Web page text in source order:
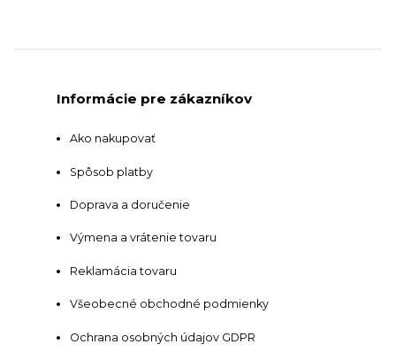
Informácie pre zákazníkov
Ako nakupovať
Spôsob platby
Doprava a doručenie
Výmena a vrátenie tovaru
Reklamácia tovaru
Všeobecné obchodné podmienky
Ochrana osobných údajov GDPR